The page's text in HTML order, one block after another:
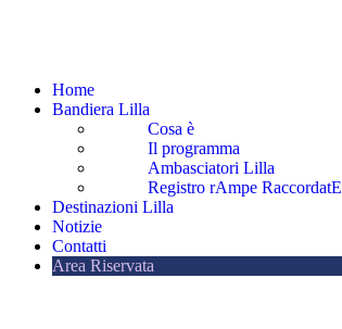
Home
Bandiera Lilla
Cosa è
Il programma
Ambasciatori Lilla
Registro rAmpe RaccordatE
Destinazioni Lilla
Notizie
Contatti
Area Riservata